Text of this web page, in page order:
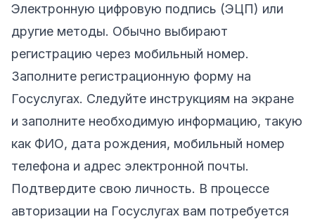
Электронную цифровую подпись (ЭЦП) или
другие методы. Обычно выбирают
регистрацию через мобильный номер.
Заполните регистрационную форму на
Госуслугах. Следуйте инструкциям на экране
и заполните необходимую информацию, такую
как ФИО, дата рождения, мобильный номер
телефона и адрес электронной почты.
Подтвердите свою личность. В процессе
авторизации на Госуслугах вам потребуется